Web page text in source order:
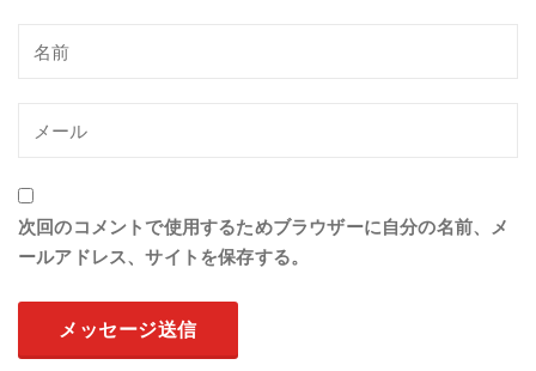
次回のコメントで使用するためブラウザーに自分の名前、メ
ールアドレス、サイトを保存する。